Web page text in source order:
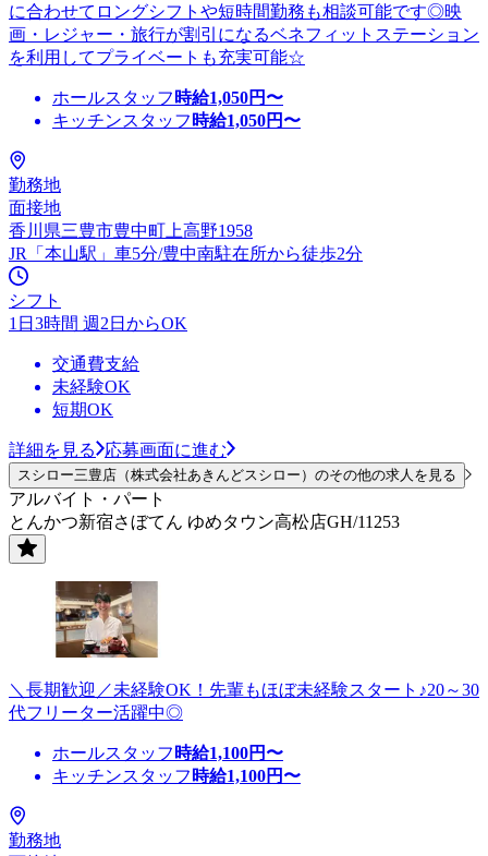
に合わせてロングシフトや短時間勤務も相談可能です◎映
画・レジャー・旅行が割引になるベネフィットステーション
を利用してプライベートも充実可能☆
ホールスタッフ 時給1,050円〜
キッチンスタッフ 時給1,050円〜
勤務地
面接地
香川県三豊市豊中町上高野1958
JR「本山駅」車5分/豊中南駐在所から徒歩2分
シフト
1日3時間 週2日からOK
交通費支給
未経験OK
短期OK
詳細を見る 応募画面に進む
スシロー三豊店（株式会社あきんどスシロー）のその他の求人を見る
アルバイト・パート
とんかつ新宿さぼてん ゆめタウン高松店GH/11253
＼長期歓迎／未経験OK！先輩もほぼ未経験スタート♪20～30
代フリーター活躍中◎
ホールスタッフ 時給1,100円〜
キッチンスタッフ 時給1,100円〜
勤務地